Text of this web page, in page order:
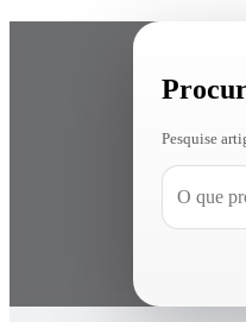
Pesquise